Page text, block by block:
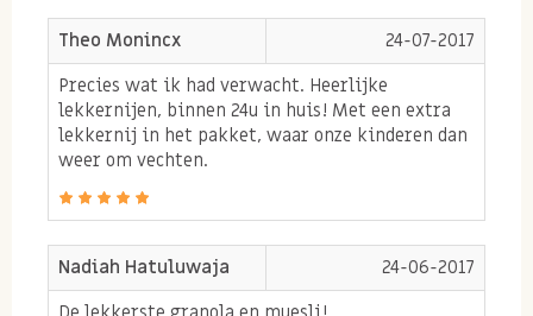
kwark. Zo heb je toch je gezonde portie eiwitten
binnen aangevuld met gezonde vetten en
koolhydraten voor voldoende energie gedurende de
ochtend.
Enne ook fijn, de kinderen vinden het ook lekker!
Allergie informatie
Bevat noten en gluten. Kan sporen bevatten van
Theo Monincx
24-07-2017
Precies wat ik had verwacht. Heerlijke
lekkernijen, binnen 24u in huis! Met een extra
lekkernij in het pakket, waar onze kinderen dan
weer om vechten.
Nadiah Hatuluwaja
24-06-2017